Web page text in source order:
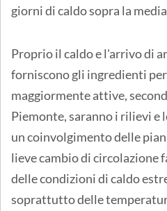
giorni di caldo sopra la
Proprio il caldo e l'arrivo di
forniscono gli ingredienti
maggiormente attive,
Piemonte, saranno i rilievi e
un coinvolgimento delle
lieve cambio di circolazione
delle condizioni di caldo
soprattutto delle